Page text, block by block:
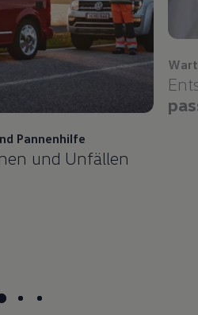
Pannenhilfe
und Unfällen